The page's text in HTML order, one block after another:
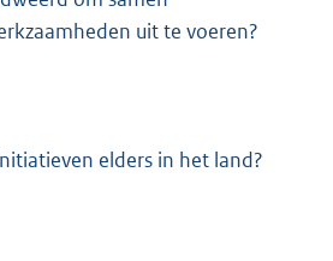
uit te voeren?
elders in het land?